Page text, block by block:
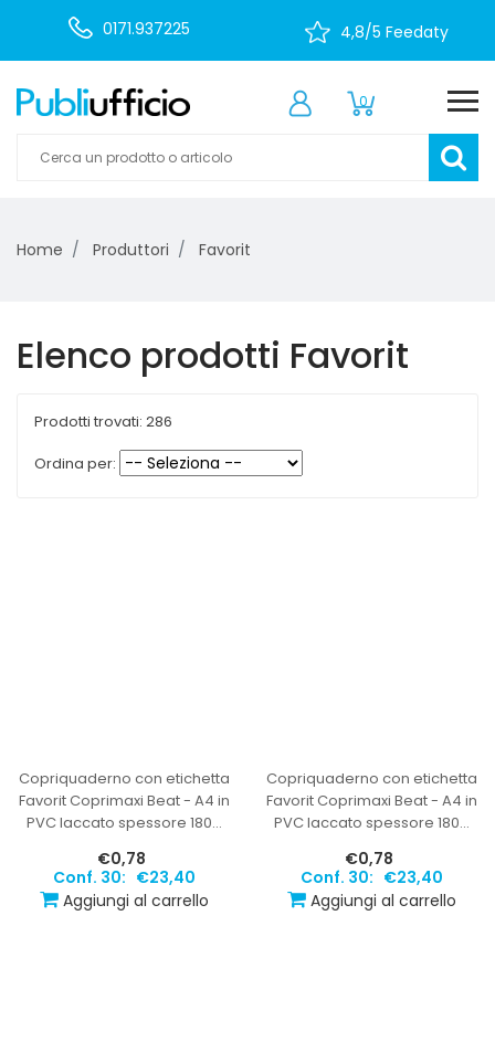
0171.937225 4,8/5 Feedaty
0
Home Produttori Favorit
Elenco prodotti Favorit
Prodotti trovati: 286
Ordina per:
Copriquaderno con etichetta
Favorit Coprimaxi Beat - A4 in
PVC laccato spessore 180…
€0,78
Conf. 30: €23,40
Aggiungi al carrello
Copriquaderno con etichetta
Favorit Coprimaxi Beat - A4 in
PVC laccato spessore 180…
€0,78
Conf. 30: €23,40
Aggiungi al carrello